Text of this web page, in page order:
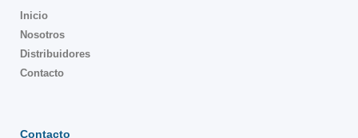
Inicio
Nosotros
Distribuidores
Contacto
Contacto